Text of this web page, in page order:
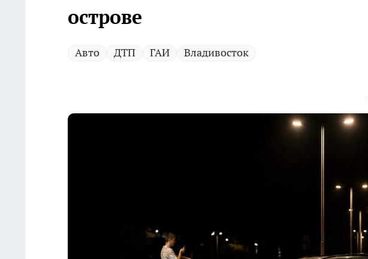
острове
Авто ДТП ГАИ Владивосток